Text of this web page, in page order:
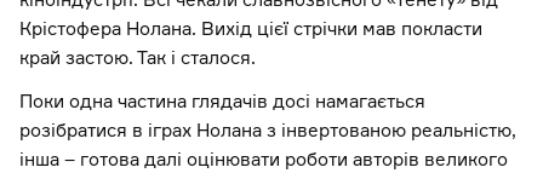
Крістофера Нолана. Вихід цієї стрічки мав покласти
край застою. Так і сталося.
Поки одна частина глядачів досі намагається
розібратися в іграх Нолана з інвертованою реальністю,
інша – готова далі оцінювати роботи авторів великого